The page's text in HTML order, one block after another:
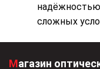
сложных
Магазин